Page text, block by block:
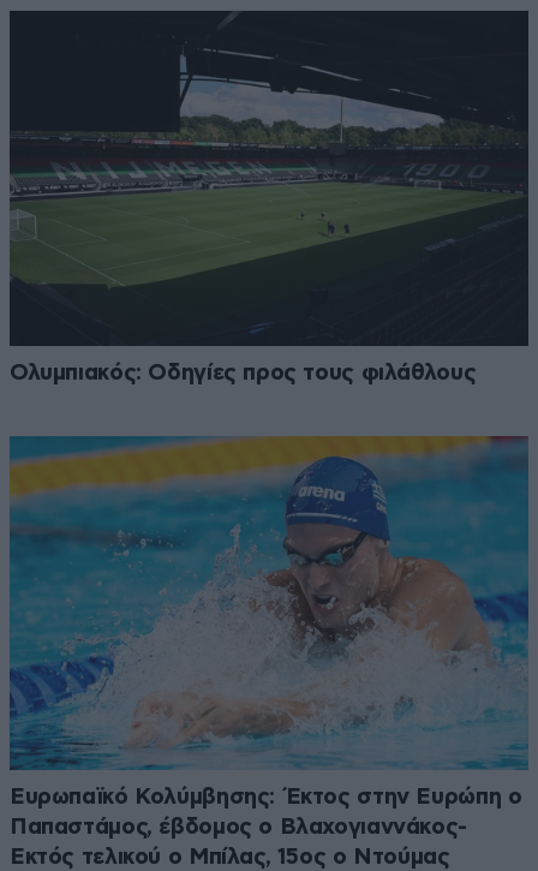
Ολυμπιακός: Οδηγίες προς τους φιλάθλους
Ευρωπαϊκό Κολύμβησης: Έκτος στην Ευρώπη ο
Παπαστάμος, έβδομος ο Βλαχογιαννάκος-
Εκτός τελικού ο Μπίλας, 15ος ο Ντούμας